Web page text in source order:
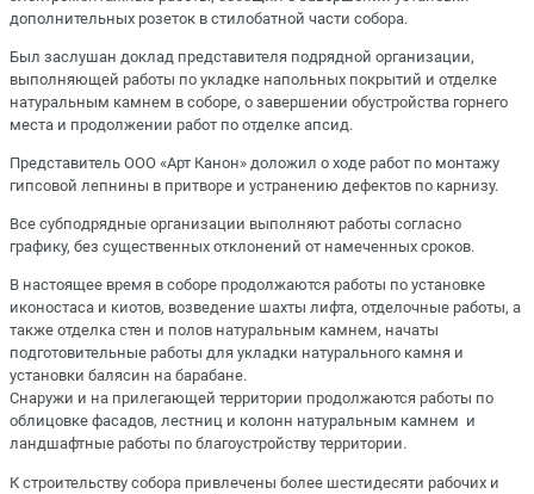
дополнительных розеток в стилобатной части собора.
Был заслушан доклад представителя подрядной организации,
выполняющей работы по укладке напольных покрытий и отделке
натуральным камнем в соборе, о завершении обустройства горнего
места и продолжении работ по отделке апсид.
Представитель ООО «Арт Канон» доложил о ходе работ по монтажу
гипсовой лепнины в притворе и устранению дефектов по карнизу.
Все субподрядные организации выполняют работы согласно
графику, без существенных отклонений от намеченных сроков.
В настоящее время в соборе продолжаются работы по установке
иконостаса и киотов, возведение шахты лифта, отделочные работы, а
также отделка стен и полов натуральным камнем, начаты
подготовительные работы для укладки натурального камня и
установки балясин на барабане.
Снаружи и на прилегающей территории продолжаются работы по
облицовке фасадов, лестниц и колонн натуральным камнем и
ландшафтные работы по благоустройству территории.
К строительству собора привлечены более шестидесяти рабочих и